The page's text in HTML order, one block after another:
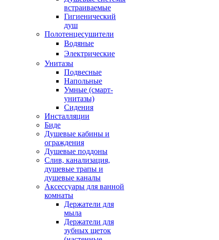
встраиваемые
Гигиенический
душ
Полотенцесушители
ㅤВодяные
ㅤЭлектрические
Унитазы
Подвесные
Напольные
Умные (смарт-
унитазы)
Сидения
Инсталляции
Биде
Душевые кабины и
ограждения
Душевые поддоны
Слив, канализация,
душевые трапы и
душевые каналы
Аксессуары для ванной
комнаты
Держатели для
мыла
Держатели для
зубных щеток